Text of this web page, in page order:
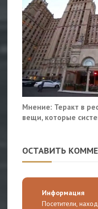
Мнение: Теракт в
вещи, которые
ОСТАВИТЬ
Информация
Посетители,